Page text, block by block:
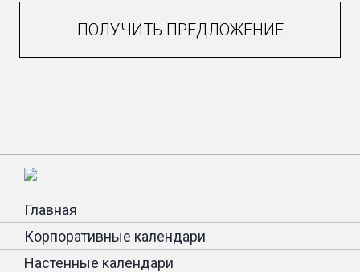
ПОЛУЧИТЬ ПРЕДЛОЖЕНИЕ
Главная
Корпоративные календари
Настенные календари